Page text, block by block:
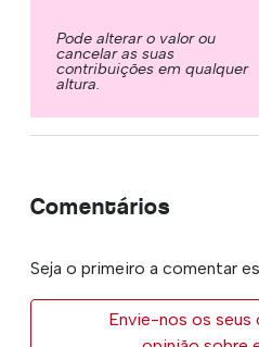
Pode alterar o valor ou
cancelar as suas
contribuições em qualquer
altura.
Comentários
Seja o primeiro a comentar
Envie-nos os seus